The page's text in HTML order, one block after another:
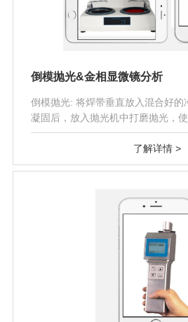
倒模抛光&金相显微镜分析
倒模抛光: 将焊带垂直放入混合好的
凝固后，放入抛光机中打磨抛光，
效果。 金相显微镜分析..
了解详情 >